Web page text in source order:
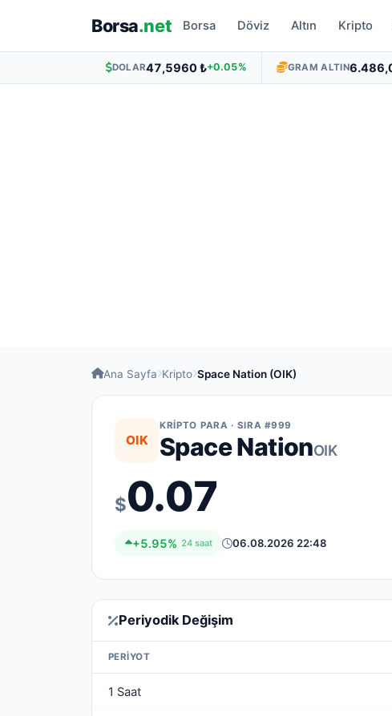
Borsa.net Borsa Döviz Altın Kripto
DOLAR47,5960 ₺+0.05% GRAM ALTIN
Ana Sayfa Kripto Space Nation (OIK)
OIK
KRIPTO PARA · SIRA #999
Space NationOIK
$0.07
+5.95% 24 saat 06.08.2026 22:48
Periyodik Değişim
PERIYOT
1 Saat